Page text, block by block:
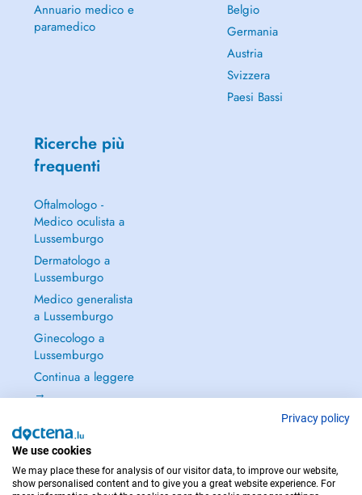
Annuario medico e
paramedico
Belgio
Germania
Austria
Svizzera
Paesi Bassi
Ricerche più
frequenti
Oftalmologo -
Medico oculista a
Lussemburgo
Dermatologo a
Lussemburgo
Medico generalista
a Lussemburgo
Ginecologo a
Lussemburgo
Continua a leggere
→
PER LE URGENZE, CONSULTARE : 112
Privacy policy
We use cookies
We may place these for analysis of our visitor data, to improve our website,
show personalised content and to give you a great website experience. For